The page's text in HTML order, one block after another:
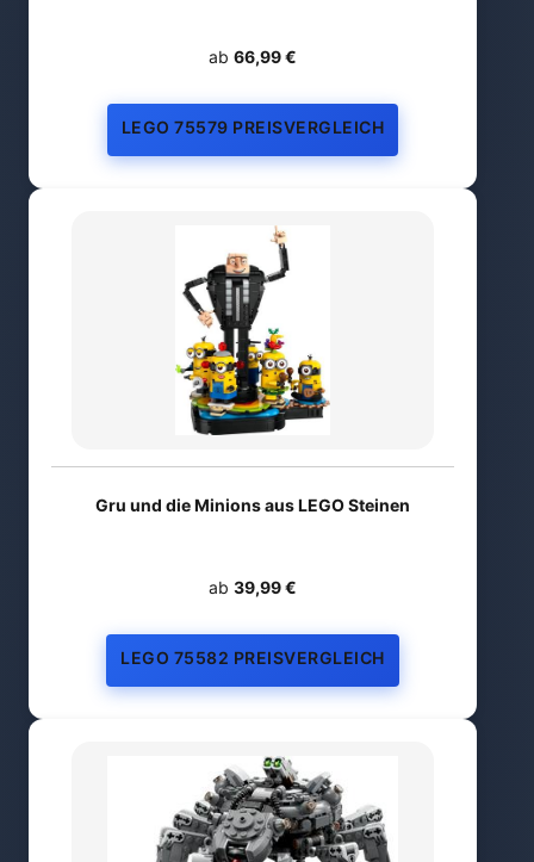
ab 66,99 €
LEGO 75579 PREISVERGLEICH
Gru und die Minions aus LEGO Steinen
ab 39,99 €
LEGO 75582 PREISVERGLEICH